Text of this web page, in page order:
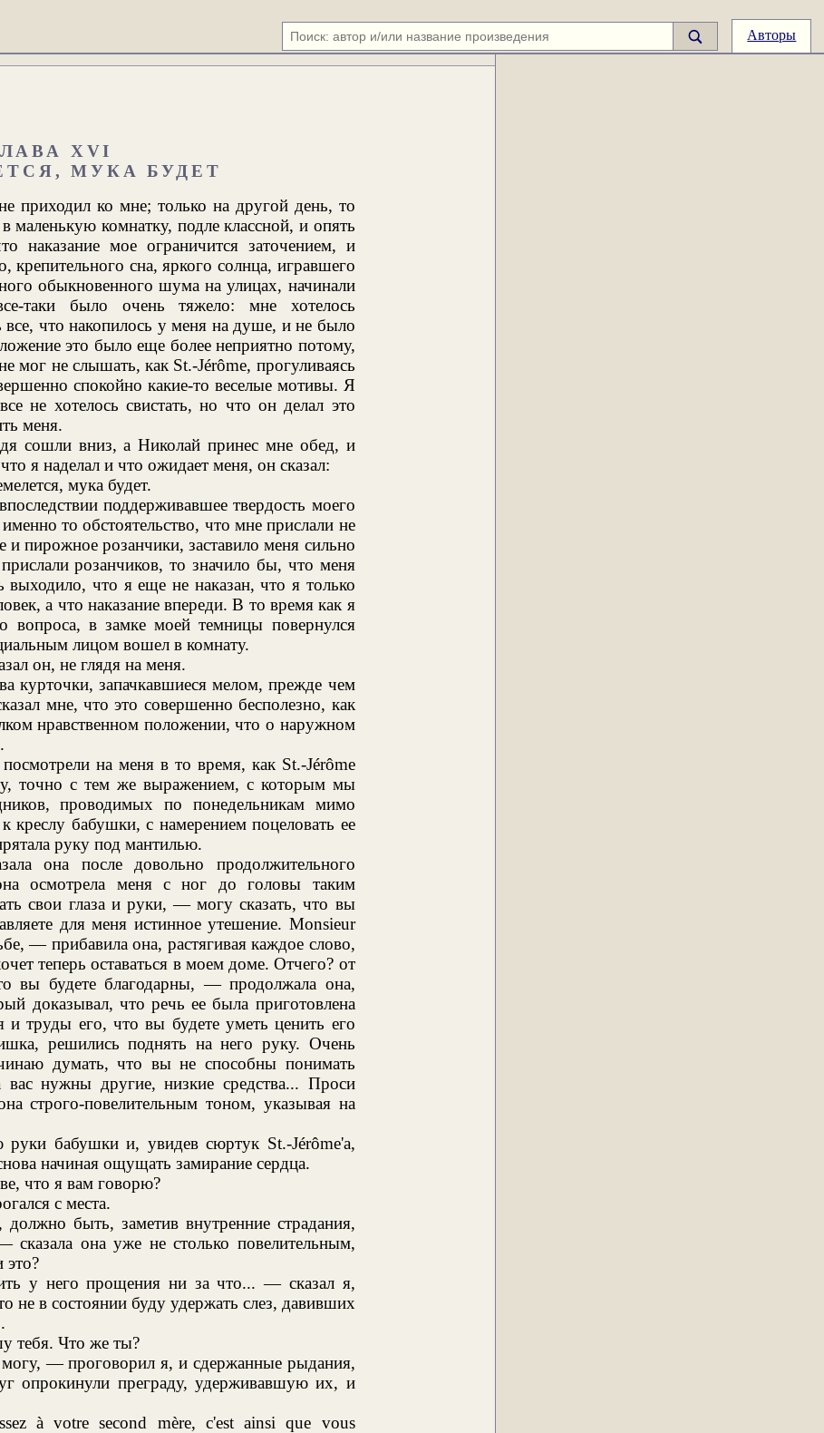
Авторы
XVI
МУКА БУДЕТ
приходил ко мне; только на другой день, то
маленькую комнатку, подле классной, и опять
наказание мое ограничится заточением, и
сна, яркого солнца, игравшего
обыкновенного шума на улицах, начинали
таки было очень тяжело: мне хотелось
все, что накопилось у меня на душе, и не было
это было еще более неприятно потому,
мог не слышать, как St.-Jérôme, прогуливаясь
спокойно какие-то веселые мотивы. Я
не хотелось свистать, но что он делал это
меня.
сошли вниз, а Николай принес мне обед, и
я наделал и что ожидает меня, он сказал:
мука будет.
поддерживавшее твердость моего
то обстоятельство, что мне прислали не
и пирожное розанчики, заставило меня сильно
розанчиков, то значило бы, что меня
выходило, что я еще не наказан, что я только
а что наказание впереди. В то время как я
вопроса, в замке моей темницы повернулся
лицом вошел в комнату.
он, не глядя на меня.
курточки, запачкавшиеся мелом, прежде чем
мне, что это совершенно бесполезно, как
нравственном положении, что о наружном
на меня в то время, как St.-Jérôme
точно с тем же выражением, с которым мы
проводимых по понедельникам мимо
бабушки, с намерением поцеловать ее
руку под мантилью.
она после довольно продолжительного
осмотрела меня с ног до головы таким
свои глаза и руки, — могу сказать, что вы
для меня истинное утешение. Monsieur
— прибавила она, растягивая каждое слово,
теперь оставаться в моем доме. Отчего? от
вы будете благодарны, — продолжала она,
доказывал, что речь ее была приготовлена
и труды его, что вы будете уметь ценить его
решились поднять на него руку. Очень
думать, что вы не способны понимать
вас нужны другие, низкие средства... Проси
строго-повелительным тоном, указывая на
бабушки и, увидев сюртук St.-Jérôme'а,
начиная ощущать замирание сердца.
что я вам говорю?
с места.
быть, заметив внутренние страдания,
она уже не столько повелительным,
у него прощения ни за что... — сказал я,
не в состоянии буду удержать слез, давивших
тебя. Что же ты?
— проговорил я, и сдержанные рыдания,
опрокинули преграду, удерживавшую их, и
à votre second mère, c'est ainsi que vous